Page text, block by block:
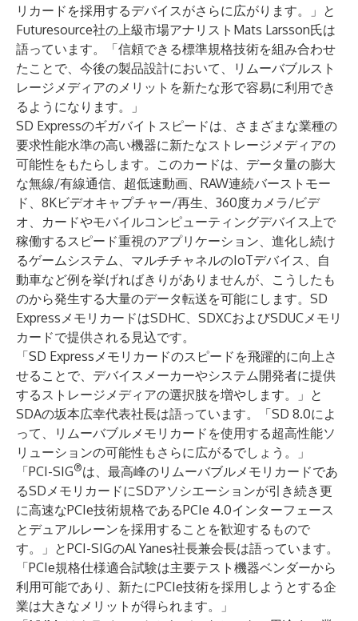
リカードを採用するデバイスがさらに広がります。」と
Futuresource社の上級市場アナリストMats Larsson氏は
語っています。「信頼できる標準規格技術を組み合わせ
たことで、今後の製品設計において、リムーバブルスト
レージメディアのメリットを新たな形で容易に利用でき
るようになります。」
SD Expressのギガバイトスピードは、さまざまな業種の
要求性能水準の高い機器に新たなストレージメディアの
可能性をもたらします。このカードは、データ量の膨大
な無線/有線通信、超低速動画、RAW連続バーストモー
ド、8Kビデオキャプチャー/再生、360度カメラ/ビデ
オ、カードやモバイルコンピューティングデバイス上で
稼働するスピード重視のアプリケーション、進化し続け
るゲームシステム、マルチチャネルのIoTデバイス、自
動車など例を挙げればきりがありませんが、こうしたも
のから発生する大量のデータ転送を可能にします。SD
ExpressメモリカードはSDHC、SDXCおよびSDUCメモリ
カードで提供される見込です。
「SD Expressメモリカードのスピードを飛躍的に向上さ
せることで、デバイスメーカーやシステム開発者に提供
するストレージメディアの選択肢を増やします。」と
SDAの坂本広幸代表社長は語っています。「SD 8.0によ
って、リムーバブルメモリカードを使用する超高性能ソ
リューションの可能性もさらに広がるでしょう。」
「PCI-SIG®は、最高峰のリムーバブルメモリカードであ
るSDメモリカードにSDアソシエーションが引き続き更
に高速なPCIe技術規格であるPCIe 4.0インターフェース
とデュアルレーンを採用することを歓迎するもので
す。」とPCI-SIGのAl Yanes社長兼会長は語っています。
「PCIe規格仕様適合試験は主要テスト機器ベンダーから
利用可能であり、新たにPCIe技術を採用しようとする企
業は大きなメリットが得られます。」